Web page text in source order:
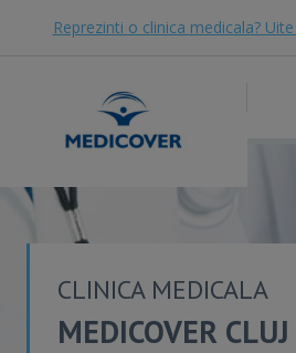
Reprezinti o clinica medicala?
CLINICA MEDICALA
MEDICOVER CLUJ